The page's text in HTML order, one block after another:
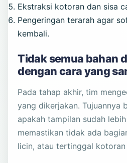
Ekstraksi kotoran dan sisa
Pengeringan terarah agar
kembali.
Tidak semua bahan
dengan cara yang
Pada tahap akhir, tim
yang dikerjakan. Tujuannya
apakah tampilan sudah
memastikan tidak ada
licin, atau tertinggal